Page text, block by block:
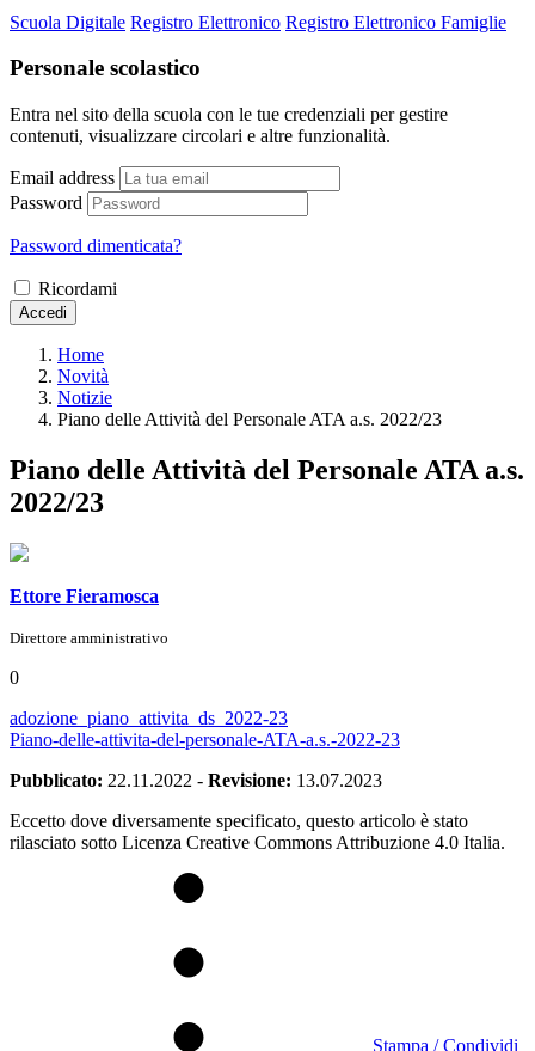
Scuola Digitale Registro Elettronico Registro Elettronico Famiglie
Personale scolastico
Entra nel sito della scuola con le tue credenziali per gestire
contenuti, visualizzare circolari e altre funzionalità.
Email address
Password
Password dimenticata?
Ricordami
Accedi
Home
Novità
Notizie
Piano delle Attività del Personale ATA a.s. 2022/23
Piano delle Attività del Personale ATA a.s.
2022/23
Ettore Fieramosca
Direttore amministrativo
0
adozione_piano_attivita_ds_2022-23
Piano-delle-attivita-del-personale-ATA-a.s.-2022-23
Pubblicato: 22.11.2022 - Revisione: 13.07.2023
Eccetto dove diversamente specificato, questo articolo è stato
rilasciato sotto Licenza Creative Commons Attribuzione 4.0 Italia.
Stampa / Condividi